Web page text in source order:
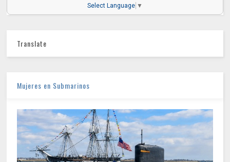
Select Language ▼
Translate
Mujeres en Submarinos